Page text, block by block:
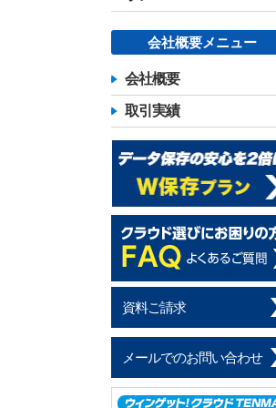
会社概要メニュー
会社概要
取引実績
資料ご請求
メールでのお問い合わせ